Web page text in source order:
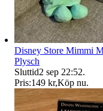
Disney Store Mimmi
Plysch
Sluttid2 sep 22:52.
Pris:149 kr,Köp nu.